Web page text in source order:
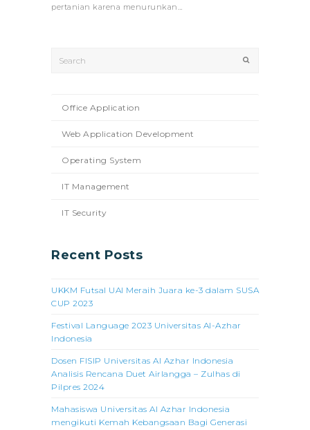
pertanian karena menurunkan…
Office Application
Web Application Development
Operating System
IT Management
IT Security
Recent Posts
UKKM Futsal UAI Meraih Juara ke-3 dalam SUSA
CUP 2023
Festival Language 2023 Universitas Al-Azhar
Indonesia
Dosen FISIP Universitas Al Azhar Indonesia
Analisis Rencana Duet Airlangga – Zulhas di
Pilpres 2024
Mahasiswa Universitas Al Azhar Indonesia
mengikuti Kemah Kebangsaan Bagi Generasi